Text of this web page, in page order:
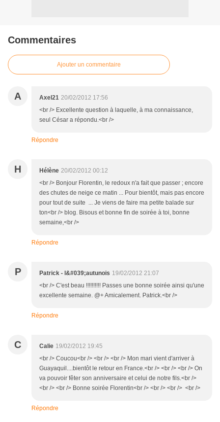
Commentaires
Ajouter un commentaire
A Axel21 20/02/2012 17:56
<br /> Excellente question à laquelle, à ma connaissance,
seul César a répondu.<br />
Répondre
H Hélène 20/02/2012 00:12
<br /> Bonjour Florentin, le redoux n'a fait que passer ; encore
des chutes de neige ce matin ... Pour bientôt, mais pas encore
pour tout de suite ... Je viens de faire ma petite balade sur
ton<br /> blog. Bisous et bonne fin de soirée à toi, bonne
semaine,<br />
Répondre
P Patrick - l&#039;autunois 19/02/2012 21:07
<br /> C'est beau !!!!!!!!!! Passes une bonne soirée ainsi qu'une
excellente semaine. @+ Amicalement. Patrick.<br />
Répondre
C Calie 19/02/2012 19:45
<br /> Coucou<br /> <br /> <br /> Mon mari vient d'arriver à
Guayaquil....bientôt le retour en France.<br /> <br /> <br /> On
va pouvoir fêter son anniversaire et celui de notre fils.<br />
<br /> <br /> Bonne soirée Florentin<br /> <br /> <br /> <br />
Répondre